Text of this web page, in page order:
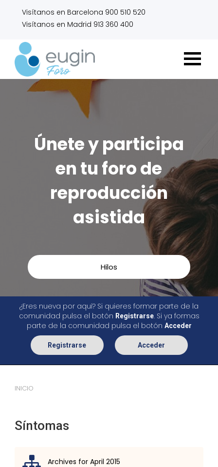
Visítanos en Barcelona 900 510 520
Visítanos en Madrid 913 360 400
Únete y participa
en tu foro de
reproducción
asistida
Hilos
¿Eres nueva por aquí? Si quieres formar parte de la
comunidad pulsa el botón Registrarse. Si ya formas
parte de la comunidad pulsa el botón Acceder
Registrarse Acceder
INICIO
Síntomas
Archives for April 2015